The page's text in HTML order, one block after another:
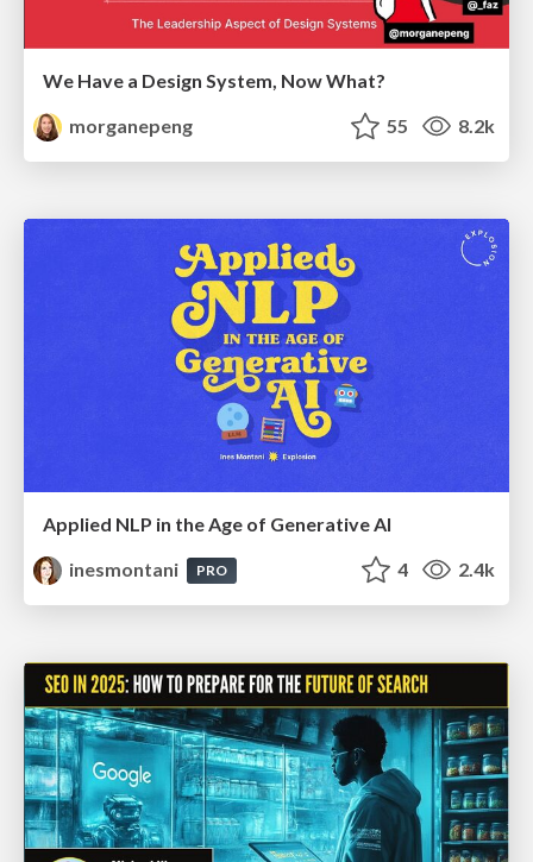
We Have a Design System, Now What?
morganepeng
55 8.2k
Applied NLP in the Age of Generative AI
inesmontani
PRO 4 2.4k